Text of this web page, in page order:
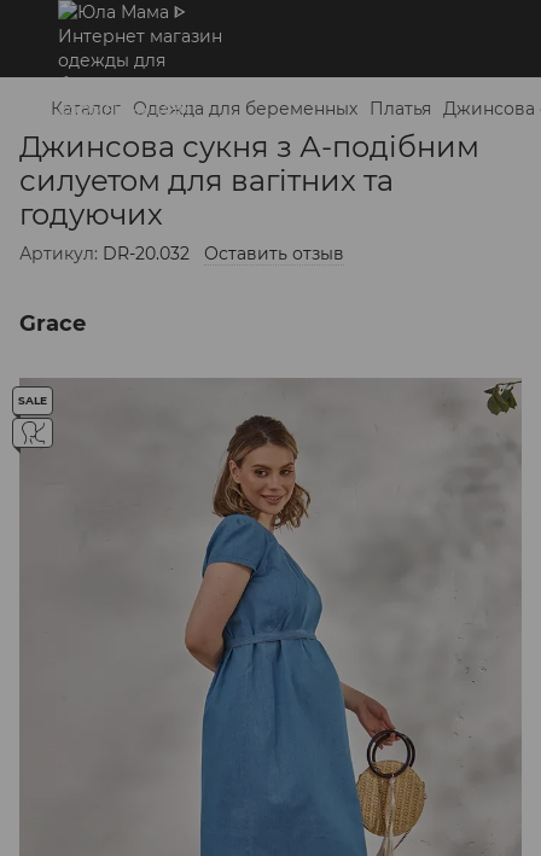
Каталог Одежда для беременных Платья Джинсова
Джинсова сукня з А-подібним
силуетом для вагітних та
годуючих
Артикул: DR-20.032 Оставить отзыв
Grace
SALE